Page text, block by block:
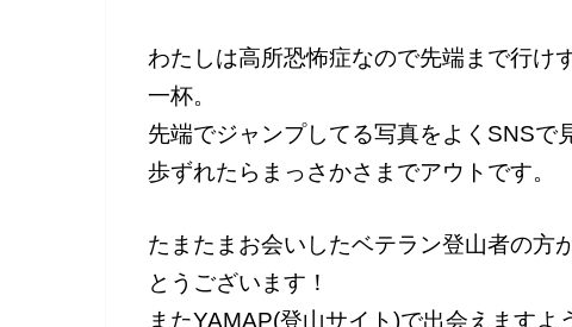
わたしは高所恐怖症なので先端まで行け
一杯。
先端でジャンプしてる写真をよくSNSで
歩ずれたらまっさかさまでアウトです。
たまたまお会いしたベテラン登山者の方
とうございます！
またYAMAP(登山サイト)で出会えますよ